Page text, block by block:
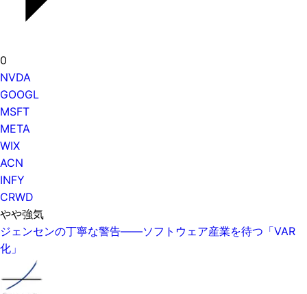
0
NVDA
GOOGL
MSFT
META
WIX
ACN
INFY
CRWD
やや強気
ジェンセンの丁寧な警告——ソフトウェア産業を待つ「VAR
化」